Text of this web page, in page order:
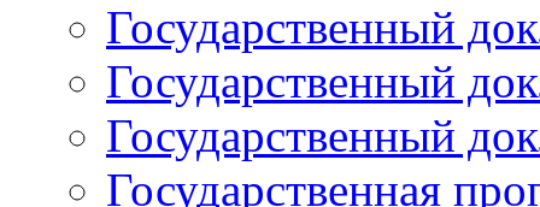
Государственный
Государственный
Государственный
Государственная